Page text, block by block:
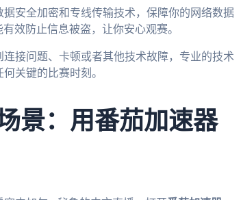
据安全加密和专线传输技术，保障你的网络数据
效防止信息被盗，让你安心观赛。
接问题、卡顿或者其他技术故障，专业的技术
关键的比赛时刻。
景：用番茄加速器